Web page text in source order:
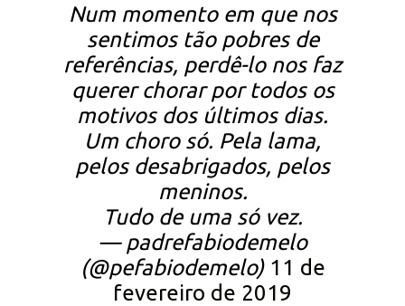
Num momento em que nos
sentimos tão pobres de
referências, perdê-lo nos faz
querer chorar por todos os
motivos dos últimos dias.
Um choro só. Pela lama,
pelos desabrigados, pelos
meninos.
Tudo de uma só vez.
— padrefabiodemelo
(@pefabiodemelo) 11 de
fevereiro de 2019